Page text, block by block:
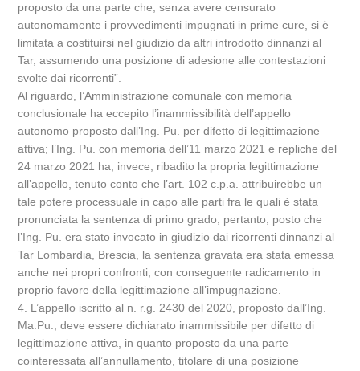
proposto da una parte che, senza avere censurato
autonomamente i provvedimenti impugnati in prime cure, si è
limitata a costituirsi nel giudizio da altri introdotto dinnanzi al
Tar, assumendo una posizione di adesione alle contestazioni
svolte dai ricorrenti”.
Al riguardo, l’Amministrazione comunale con memoria
conclusionale ha eccepito l’inammissibilità dell’appello
autonomo proposto dall’Ing. Pu. per difetto di legittimazione
attiva; l’Ing. Pu. con memoria dell’11 marzo 2021 e repliche del
24 marzo 2021 ha, invece, ribadito la propria legittimazione
all’appello, tenuto conto che l’art. 102 c.p.a. attribuirebbe un
tale potere processuale in capo alle parti fra le quali è stata
pronunciata la sentenza di primo grado; pertanto, posto che
l’Ing. Pu. era stato invocato in giudizio dai ricorrenti dinnanzi al
Tar Lombardia, Brescia, la sentenza gravata era stata emessa
anche nei propri confronti, con conseguente radicamento in
proprio favore della legittimazione all’impugnazione.
4. L’appello iscritto al n. r.g. 2430 del 2020, proposto dall’Ing.
Ma.Pu., deve essere dichiarato inammissibile per difetto di
legittimazione attiva, in quanto proposto da una parte
cointeressata all’annullamento, titolare di una posizione